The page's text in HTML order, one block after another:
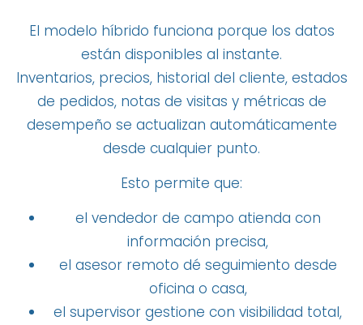
El modelo híbrido funciona porque los datos
están disponibles al instante.
Inventarios, precios, historial del cliente, estados
de pedidos, notas de visitas y métricas de
desempeño se actualizan automáticamente
desde cualquier punto.
Esto permite que:
el vendedor de campo atienda con
información precisa,
el asesor remoto dé seguimiento desde
oficina o casa,
el supervisor gestione con visibilidad total,